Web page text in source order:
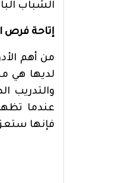
الشباب
إتاحة فرص
من أهم
لديها هي
والتدريب
عندما
فإنها